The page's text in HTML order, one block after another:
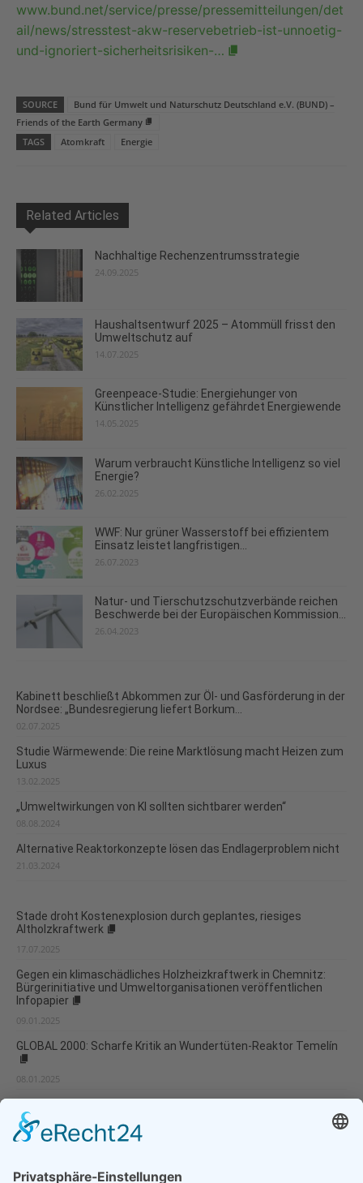
www.bund.net/service/presse/pressemitteilungen/det
ail/news/stresstest-akw-reservebetrieb-ist-unnoetig-
und-ignoriert-sicherheitsrisiken-…
SOURCE
Bund für Umwelt und Naturschutz Deutschland e.V. (BUND) –
Friends of the Earth Germany
TAGS
Atomkraft Energie
Related Articles
Nachhaltige Rechenzentrumsstrategie
24.09.2025
Haushaltsentwurf 2025 – Atommüll frisst den
Umweltschutz auf
14.07.2025
Greenpeace-Studie: Energiehunger von
Künstlicher Intelligenz gefährdet Energiewende
14.05.2025
Warum verbraucht Künstliche Intelligenz so viel
Energie?
26.02.2025
WWF: Nur grüner Wasserstoff bei effizientem
Einsatz leistet langfristigen...
26.07.2023
Natur- und Tierschutzschutzverbände reichen
Beschwerde bei der Europäischen Kommission...
26.04.2023
Kabinett beschließt Abkommen zur Öl- und Gasförderung in der
Nordsee: „Bundesregierung liefert Borkum...
02.07.2025
Studie Wärmewende: Die reine Marktlösung macht Heizen zum
Luxus
13.02.2025
„Umweltwirkungen von KI sollten sichtbarer werden“
08.08.2024
Alternative Reaktorkonzepte lösen das Endlagerproblem nicht
21.03.2024
Stade droht Kostenexplosion durch geplantes, riesiges
Altholzkraftwerk
17.07.2025
Gegen ein klimaschädliches Holzheizkraftwerk in Chemnitz:
Bürgerinitiative und Umweltorganisationen veröffentlichen
Infopapier
09.01.2025
GLOBAL 2000: Scharfe Kritik an Wundertüten-Reaktor Temelín
08.01.2025
30.09.2024